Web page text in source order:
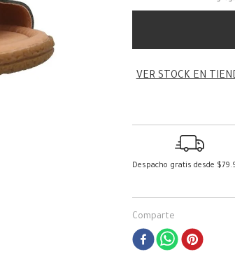
VER STOCK EN
Despacho gratis desde
Comparte